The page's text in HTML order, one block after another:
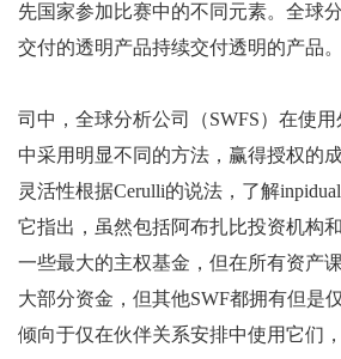
先国家参加比赛中的不同元素。全球
交付的透明产品持续交付透明的产品
司中，全球分析公司（SWFS）在使
中采用明显不同的方法，赢得授权的
灵活性根据Cerulli的说法，了解
它指出，虽然包括阿布扎比投资机构
一些最大的主权基金，但在所有资产
大部分资金，但其他SWF都拥有但是
倾向于仅在伙伴关系安排中使用它们